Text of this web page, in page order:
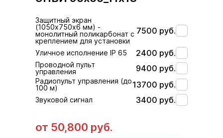
от 50,800 руб.
Защитный экран
(1050х750х6 мм) -
монолитный поликарбонат с
креплением для установки
7500 руб.
Уличное исполнение IP 65 2400 руб.
Проводной пульт
управления
9400 руб.
Радиопульт управления (до
100 м)
13700 руб.
Звуковой сигнал 3400 руб.